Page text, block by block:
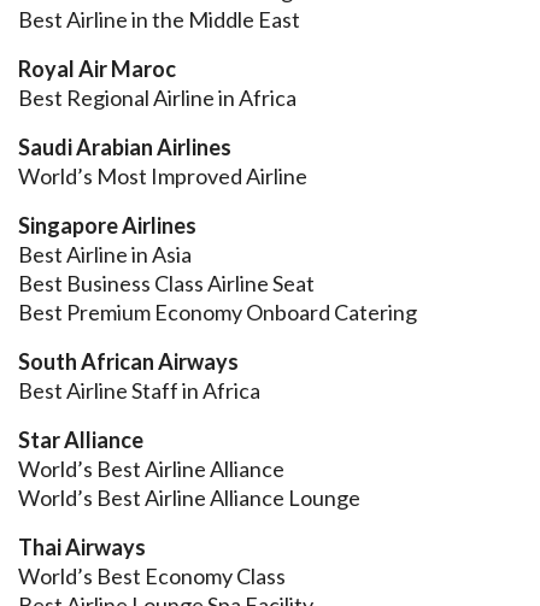
Best Airline in the Middle East
Royal Air Maroc
Best Regional Airline in Africa
Saudi Arabian Airlines
World’s Most Improved Airline
Singapore Airlines
Best Airline in Asia
Best Business Class Airline Seat
Best Premium Economy Onboard Catering
South African Airways
Best Airline Staff in Africa
Star Alliance
World’s Best Airline Alliance
World’s Best Airline Alliance Lounge
Thai Airways
World’s Best Economy Class